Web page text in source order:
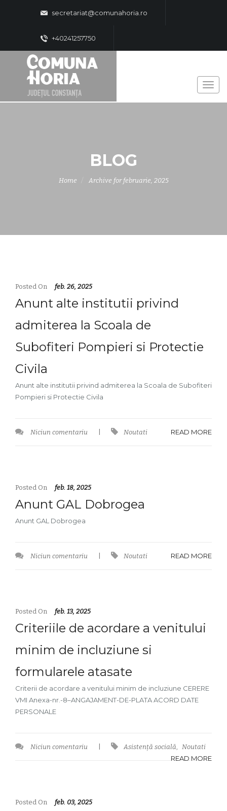
secretariat@comunahoria.ro
+40241257750
BLOG
Home Archive for februarie, 2025
Posted On feb. 26, 2025
Anunt alte institutii privind
admiterea la Scoala de
Subofiteri Pompieri si Protectie
Civila
Anunt alte institutii privind admiterea la Scoala de Subofiteri
Pompieri si Protectie Civila
Niciun comentariu Noutati READ MORE
Posted On feb. 18, 2025
Anunt GAL Dobrogea
Anunt GAL Dobrogea
Niciun comentariu Noutati READ MORE
Posted On feb. 13, 2025
Criteriile de acordare a venitului
minim de incluziune si
formularele atasate
Criterii de acordare a venitului minim de incluziune CERERE
VMI Anexa-nr.-8–ANGAJAMENT-DE-PLATA ACORD DATE
PERSONALE
Niciun comentariu Asistență socială, Noutati
READ MORE
Posted On feb. 03, 2025